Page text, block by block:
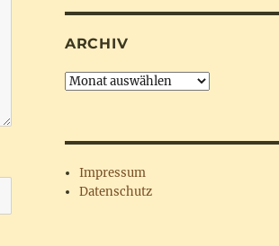
ARCHIV
Archiv
Impressum
Datenschutz